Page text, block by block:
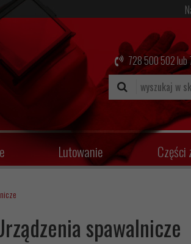
728 500 502lub
Lutowanie Części
spawalnicze